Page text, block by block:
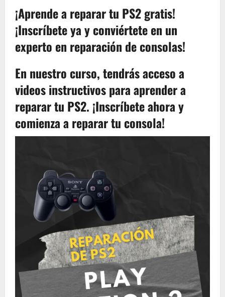
¡Aprende a reparar tu PS2 gratis!
¡Inscríbete ya y conviértete en un
experto en reparación de consolas!
En nuestro curso, tendrás acceso a
videos instructivos para aprender a
reparar tu PS2. ¡Inscríbete ahora y
comienza a reparar tu consola!